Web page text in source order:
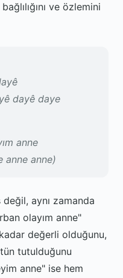
ve özlemini
dayê daye
anne
anne anne)
aynı zamanda
olayım anne"
değerli olduğunu,
tutulduğunu
anne" ise hem